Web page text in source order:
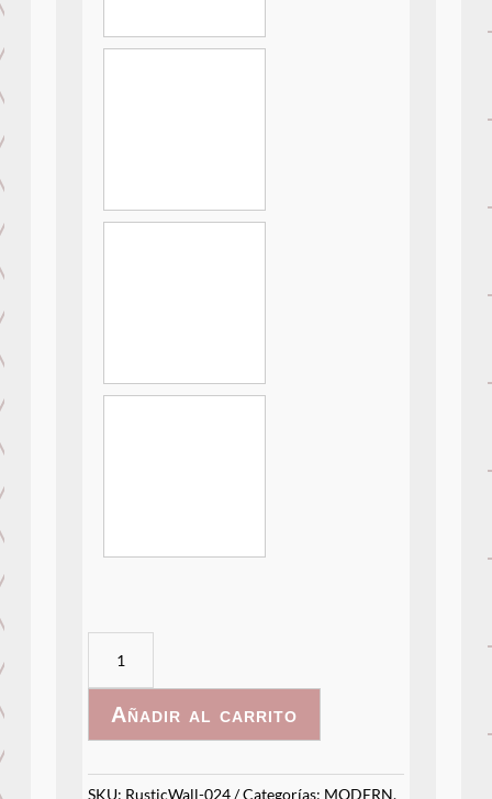
cantidad
Añadir al carrito
SKU: RusticWall-024 Categorías: MODERN,